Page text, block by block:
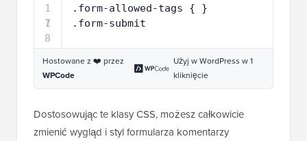
1
7
1
8
.form-allowed-tags { }
.form-submit
Hostowane z ❤️ przez
WPCode
Użyj w WordPress w 1
kliknięcie
Dostosowując te klasy CSS, możesz całkowicie
zmienić wygląd i styl formularza komentarzy